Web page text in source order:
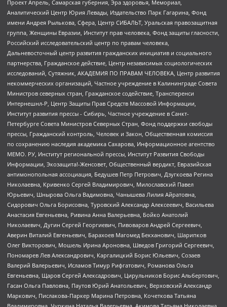
Проект Апрель, Самарская губерния, Эра здоровья, Мемориал,
Аналитический Центр Юрия Левады, Издательство Парк Гагарина, Фонд
имени Андрея Рылькова, Сфера, Центр СИБАЛЬТ, Уральская правозащитная
группа, Женщины Евразии, Институт прав человека, Фонд защиты гласности,
Российский исследовательский центр по правам человека,
Дальневосточный центр развития гражданских инициатив и социального
партнерства, Гражданское действие, Центр независимых социологических
исследований, Сутяжник, АКАДЕМИЯ ПО ПРАВАМ ЧЕЛОВЕКА, Центр развития
некоммерческих организаций, Частное учреждение в Калининграде Совета
Министров северных стран, Гражданское содействие, Трансперенси
Интернешнл-Р, Центр Защиты Прав Средств Массовой Информации,
Институт развития прессы - Сибирь, Частное учреждение в Санкт-
Петербурге Совета Министров Северных Стран, Фонд поддержки свободы
прессы, Гражданский контроль, Человек и Закон, Общественная комиссия
по сохранению наследия академика Сахарова, Информационное агентство
МЕМО. РУ, Институт региональной прессы, Институт Развития Свободы
Информации, Экозащита!-Женсовет, Общественный вердикт, Евразийская
антимонопольная ассоциация, Бедушев Петр Петрович, Дзугкоева Регина
Николаевна, Кривенко Сергей Владимирович, Милославский Павел
Юрьевич, Шнырова Ольга Вадимовна, Чанышева Лилия Айратовна,
Сидорович Ольга Борисовна, Туровский Александр Алексеевич, Васильева
Анастасия Евгеньевна, Ривина Анна Валерьевна, Бойко Анатолий
Николаевич, Дугин Сергей Георгиевич, Пивоваров Андрей Сергеевич,
Аверин Виталий Евгеньевич, Барахоев Магомед Бекханович, Шарипков
Олег Викторович, Мошель Ирина Ароновна, Шведов Григорий Сергеевич,
Пономарев Лев Александрович, Каргалицкий Борис Юльевич, Созаев
Валерий Валерьевич, Исламов Тимур Рифгатович, Романова Ольга
Евгеньевна, Щаров Сергей Алексадрович, Цирульников Борис Альбертович,
Гасан Ольга Павловна, Паутов Юрий Анатольевич, Верховский Александр
Маркович, Пислакова-Паркер Марина Петровна, Кочеткова Татьяна